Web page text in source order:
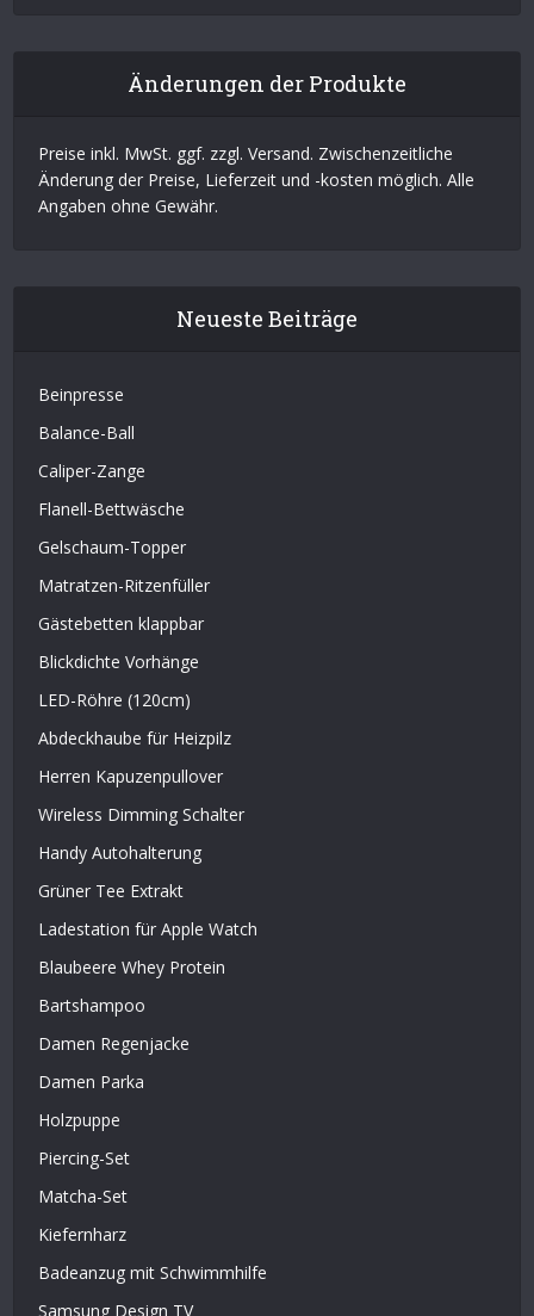
Änderungen der Produkte
Preise inkl. MwSt. ggf. zzgl. Versand. Zwischenzeitliche
Änderung der Preise, Lieferzeit und -kosten möglich. Alle
Angaben ohne Gewähr.
Neueste Beiträge
Beinpresse
Balance-Ball
Caliper-Zange
Flanell-Bettwäsche
Gelschaum-Topper
Matratzen-Ritzenfüller
Gästebetten klappbar
Blickdichte Vorhänge
LED-Röhre (120cm)
Abdeckhaube für Heizpilz
Herren Kapuzenpullover
Wireless Dimming Schalter
Handy Autohalterung
Grüner Tee Extrakt
Ladestation für Apple Watch
Blaubeere Whey Protein
Bartshampoo
Damen Regenjacke
Damen Parka
Holzpuppe
Piercing-Set
Matcha-Set
Kiefernharz
Badeanzug mit Schwimmhilfe
Samsung Design TV